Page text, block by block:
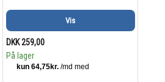
Vis
DKK 259,00
På lager